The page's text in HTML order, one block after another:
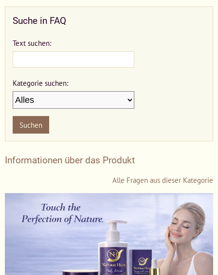
Suche in FAQ
Text suchen:
Kategorie suchen:
Suchen
Informationen über das Produkt
Alle Fragen aus dieser Kategorie